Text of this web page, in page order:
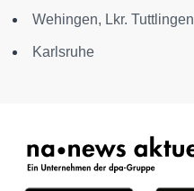
Wehingen, Lkr. Tuttlingen
Karlsruhe